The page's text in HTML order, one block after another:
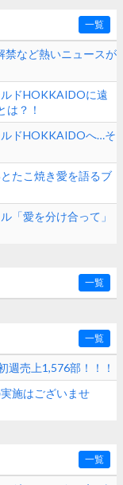
一覧
禁など熱いニュースが
ルドHOKKAIDOに遠
は？！
ルドHOKKAIDOへ…そ
たこ焼き愛を語るブ
「愛を分け合って」
一覧
一覧
週売上1,576部！！！
施はございませ
一覧